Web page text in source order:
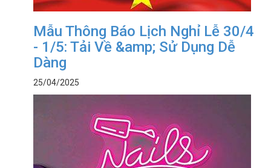
Mẫu Thông Báo Lịch Nghỉ Lễ 30/4
- 1/5: Tải Về &amp; Sử Dụng Dễ
Dàng
25/04/2025